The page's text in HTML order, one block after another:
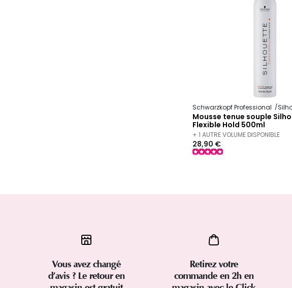
Schwarzkopf Professional
Mousse tenue souple
Flexible Hold 500ml
+ 1 AUTRE VOLUME DISPONIBLE
28,90 €
Vous avez changé
d’avis ? Le retour en
Retirez votre
commande en 2h en